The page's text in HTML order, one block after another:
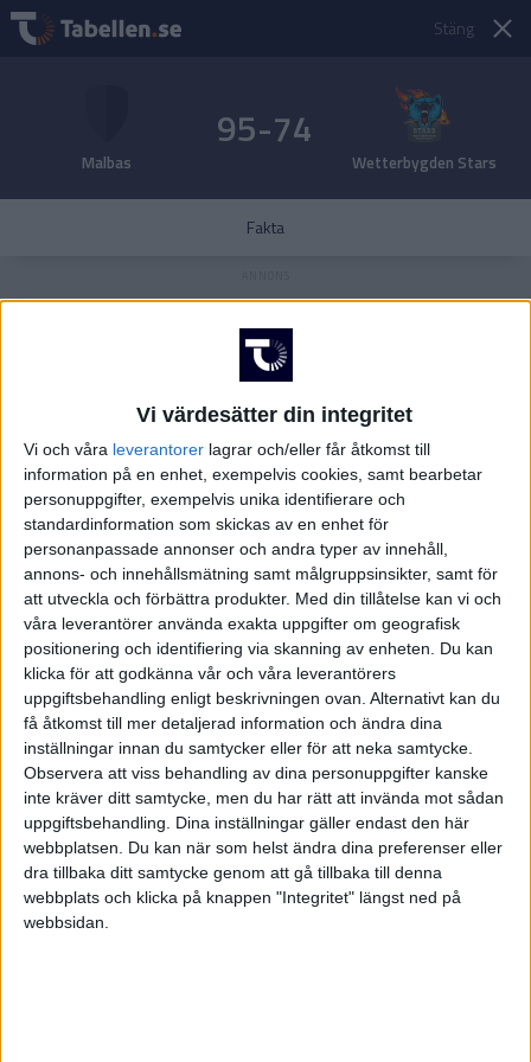
Vi värdesätter din integritet
Vi och våra leverantorer lagrar och/eller får åtkomst till
information på en enhet, exempelvis cookies, samt bearbetar
personuppgifter, exempelvis unika identifierare och
standardinformation som skickas av en enhet för
personanpassade annonser och andra typer av innehåll,
annons- och innehållsmätning samt målgruppsinsikter, samt för
att utveckla och förbättra produkter. Med din tillåtelse kan vi och
våra leverantörer använda exakta uppgifter om geografisk
positionering och identifiering via skanning av enheten. Du kan
klicka för att godkänna vår och våra leverantörers
uppgiftsbehandling enligt beskrivningen ovan. Alternativt kan du
få åtkomst till mer detaljerad information och ändra dina
inställningar innan du samtycker eller för att neka samtycke.
Observera att viss behandling av dina personuppgifter kanske
inte kräver ditt samtycke, men du har rätt att invända mot sådan
uppgiftsbehandling. Dina inställningar gäller endast den här
webbplatsen. Du kan när som helst ändra dina preferenser eller
dra tillbaka ditt samtycke genom att gå tillbaka till denna
webbplats och klicka på knappen "Integritet" längst ned på
webbsidan.
Stäng
Malbas
95-74
Wetterbygden Stars
Fakta
FAKTA